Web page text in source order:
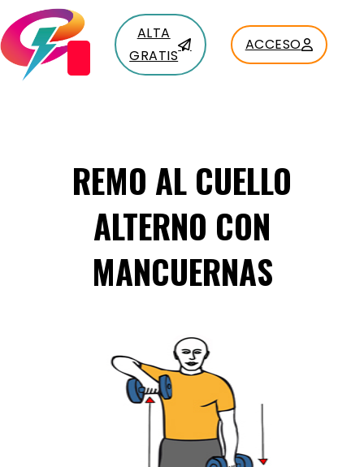
ALTA
GRATIS
ACCESO
REMO AL CUELLO
ALTERNO CON
MANCUERNAS